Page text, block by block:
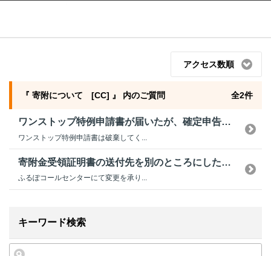
ふるぽ featuring ふるさとチョイスはじめて
アクセス数順
『 寄附について [CC] 』 内のご質問 全2件
ワンストップ特例申請書が届いたが、確定申告したい。問題ないか？
ワンストップ特例申請書は破棄してく...
寄附金受領証明書の送付先を別のところにしたいが、変更ができなかった。
ふるぽコールセンターにて変更を承り...
キーワード検索